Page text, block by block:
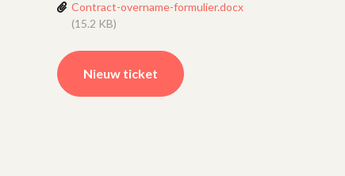
Contract-overname-formulier.docx
(15.2 KB)
Nieuw ticket